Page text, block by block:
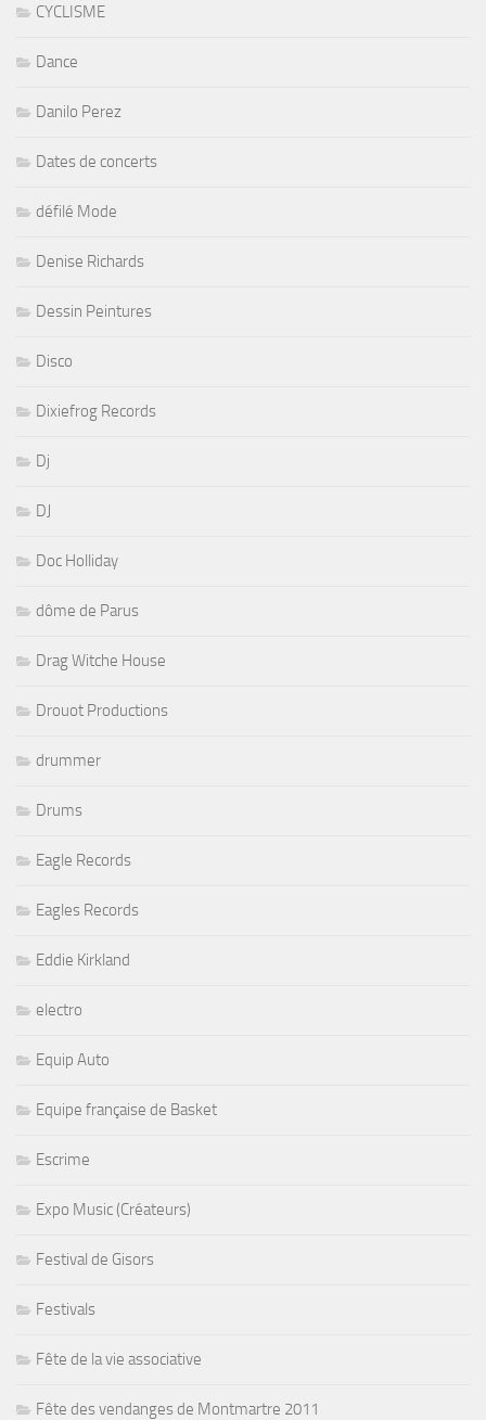
CYCLISME
Dance
Danilo Perez
Dates de concerts
défilé Mode
Denise Richards
Dessin Peintures
Disco
Dixiefrog Records
Dj
DJ
Doc Holliday
dôme de Parus
Drag Witche House
Drouot Productions
drummer
Drums
Eagle Records
Eagles Records
Eddie Kirkland
electro
Equip Auto
Equipe française de Basket
Escrime
Expo Music (Créateurs)
Festival de Gisors
Festivals
Fête de la vie associative
Fête des vendanges de Montmartre 2011